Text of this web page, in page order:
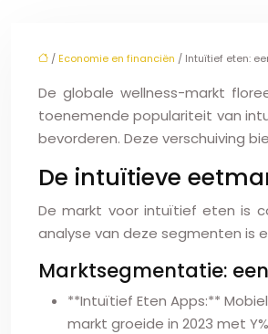
/ Economie en financiën / Intuïtief eten:
De globale wellness-markt
toenemende populariteit van
bevorderen. Deze verschuiving
De intuïtieve
De markt voor intuïtief eten is
analyse van deze segmenten is
Marktsegmentatie:
**Intuïtief Eten Apps:**
markt groeide in 2023 met